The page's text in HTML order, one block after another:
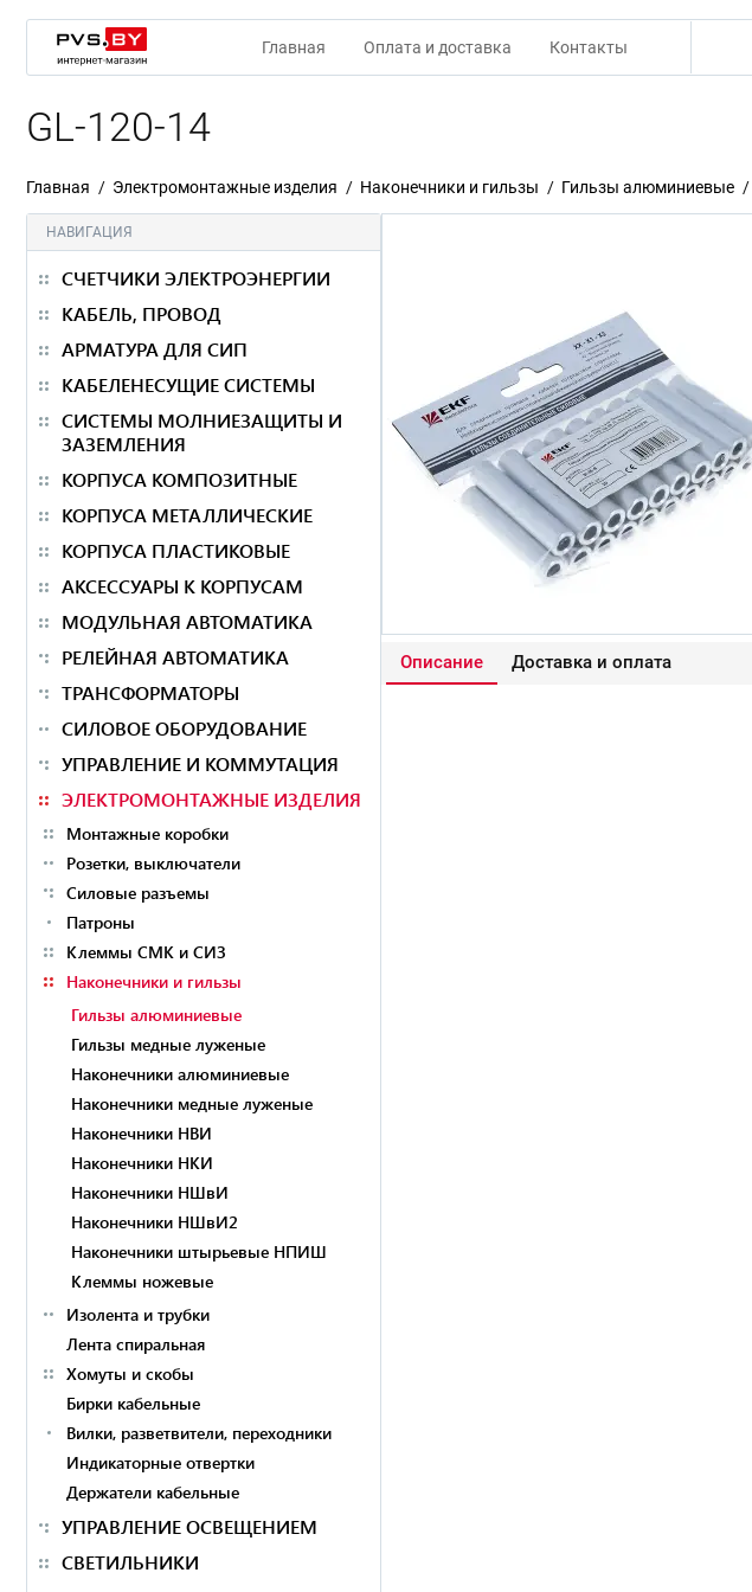
Главная Оплата и доставка Контакты
GL-120-14
Главная Электромонтажные изделия Наконечники и гильзы Гильзы алюминиевые
НАВИГАЦИЯ
СЧЕТЧИКИ ЭЛЕКТРОЭНЕРГИИ
КАБЕЛЬ, ПРОВОД
АРМАТУРА ДЛЯ СИП
КАБЕЛЕНЕСУЩИЕ СИСТЕМЫ
СИСТЕМЫ МОЛНИЕЗАЩИТЫ И
ЗАЗЕМЛЕНИЯ
КОРПУСА КОМПОЗИТНЫЕ
КОРПУСА МЕТАЛЛИЧЕСКИЕ
КОРПУСА ПЛАСТИКОВЫЕ
АКСЕССУАРЫ К КОРПУСАМ
МОДУЛЬНАЯ АВТОМАТИКА
РЕЛЕЙНАЯ АВТОМАТИКА
ТРАНСФОРМАТОРЫ
СИЛОВОЕ ОБОРУДОВАНИЕ
УПРАВЛЕНИЕ И КОММУТАЦИЯ
ЭЛЕКТРОМОНТАЖНЫЕ ИЗДЕЛИЯ
Монтажные коробки
Розетки, выключатели
Силовые разъемы
Патроны
Клеммы СМК и СИЗ
Наконечники и гильзы
Гильзы алюминиевые
Гильзы медные луженые
Наконечники алюминиевые
Наконечники медные луженые
Наконечники НВИ
Наконечники НКИ
Наконечники НШвИ
Наконечники НШвИ2
Наконечники штырьевые НПИШ
Клеммы ножевые
Изолента и трубки
Лента спиральная
Хомуты и скобы
Бирки кабельные
Вилки, разветвители, переходники
Индикаторные отвертки
Держатели кабельные
УПРАВЛЕНИЕ ОСВЕЩЕНИЕМ
СВЕТИЛЬНИКИ
Описание Доставка и оплата